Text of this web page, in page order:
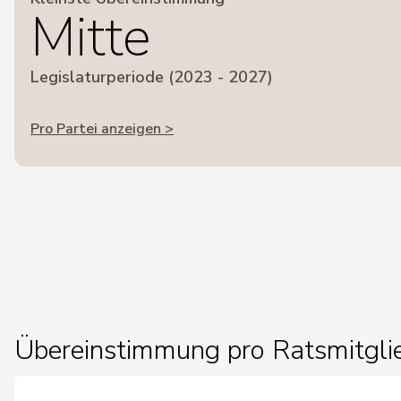
Mitte
Legislaturperiode (2023 - 2027)
Pro Partei anzeigen >
Übereinstimmung pro